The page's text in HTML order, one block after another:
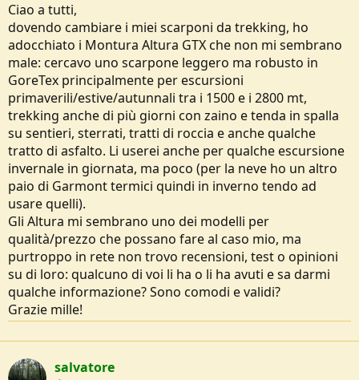
c
u
s
s
i
o
n
e
o
Ciao a tutti,
dovendo cambiare i miei scarponi da trekking, ho
adocchiato i Montura Altura GTX che non mi sembrano
male: cercavo uno scarpone leggero ma robusto in
GoreTex principalmente per escursioni
primaverili/estive/autunnali tra i 1500 e i 2800 mt,
trekking anche di più giorni con zaino e tenda in spalla
su sentieri, sterrati, tratti di roccia e anche qualche
tratto di asfalto. Li userei anche per qualche escursione
invernale in giornata, ma poco (per la neve ho un altro
paio di Garmont termici quindi in inverno tendo ad
usare quelli).
Gli Altura mi sembrano uno dei modelli per
qualità/prezzo che possano fare al caso mio, ma
purtroppo in rete non trovo recensioni, test o opinioni
su di loro: qualcuno di voi li ha o li ha avuti e sa darmi
qualche informazione? Sono comodi e validi?
Grazie mille!
salvatore